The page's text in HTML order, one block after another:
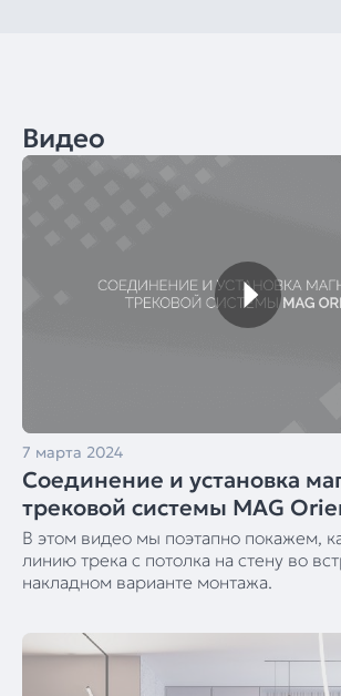
Видео
7 марта 2024
Соединение и установка
трековой системы MAG
В этом видео мы поэтапно покажем,
линию трека с потолка на стену во
накладном варианте монтажа.